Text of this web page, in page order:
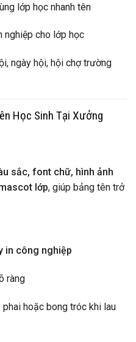
lớp học nhanh tên
nghiệp cho lớp học
ngày hội, hội chợ trường
Học Sinh Tại Xưởng
sắc, font chữ, hình ảnh
lớp, giúp bảng tên trở
in công nghiệp
ràng
hoặc bong tróc khi lau